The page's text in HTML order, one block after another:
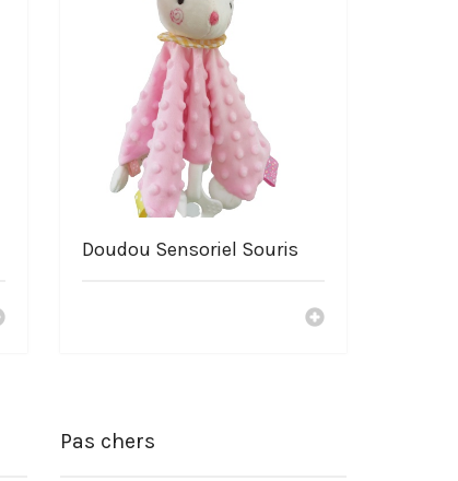
Doudou Sensoriel Souris
Pas chers